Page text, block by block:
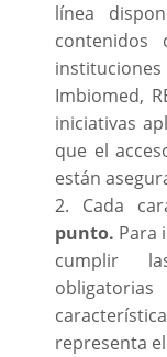
línea
contenidos
Imbiomed,
iniciativas
que el
están
2. Cada
punto. Para
cumplir
representa